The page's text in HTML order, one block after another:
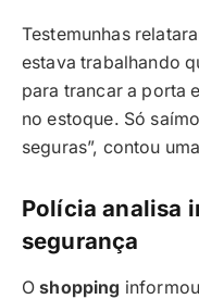
Testemunhas
estava trabalhando
para trancar a porta
no estoque. Só
seguras”, contou
Polícia analisa
segurança
Oshopping